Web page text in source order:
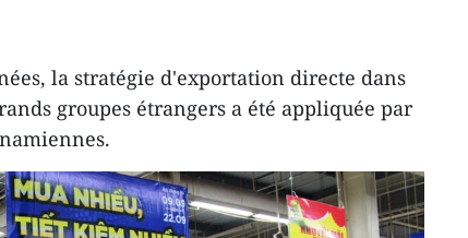
la stratégie d'exportation directe dans
groupes étrangers a été appliquée par